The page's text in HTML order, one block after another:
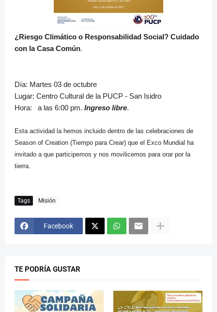
¿Riesgo Climático o Responsabilidad Social? Cuidado
con la Casa Común.
Día: Martes 03 de octubre
Lugar: Centro Cultural de la PUCP - San Isidro
Hora: a las 6:00 pm. Ingreso libre.
Esta actividad la hemos incluido dentro de las celebraciones de
Season of Creation (Tiempo para Crear) que el Exco Mundial ha
invitado a que participemos y nos movilicemos para orar por la
tierra.
Tags Misión
Facebook
TE PODRÍA GUSTAR